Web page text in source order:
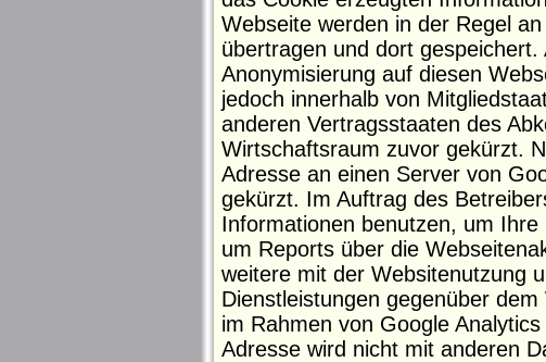
Webseite werden in der Regel
übertragen und dort
Anonymisierung auf diesen
jedoch innerhalb von
anderen Vertragsstaaten des
Wirtschaftsraum zuvor gekürzt.
Adresse an einen Server von
gekürzt. Im Auftrag des
Informationen benutzen, um
um Reports über die
weitere mit der Websitenutzung
Dienstleistungen gegenüber
im Rahmen von Google
Adresse wird nicht mit anderen